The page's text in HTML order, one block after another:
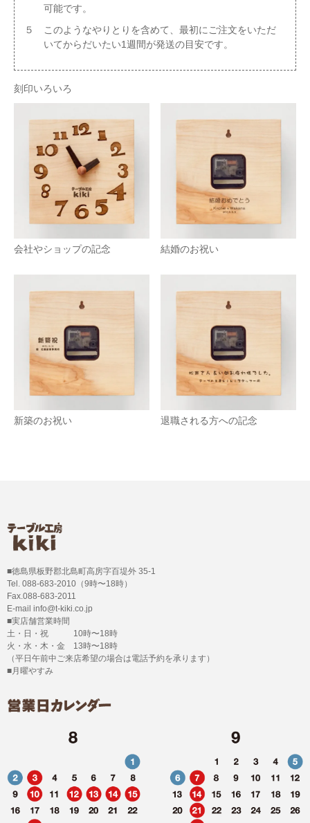
可能です。
５ このようなやりとりを含めて、最初にご注文をいただ
いてからだいたい1週間が発送の目安です。
刻印いろいろ
会社やショップの記念 結婚のお祝い
新築のお祝い 退職される方への記念
■徳島県板野郡北島町高房字百堤外 35-1
Tel. 088-683-2010（9時〜18時）
Fax.088-683-2011
E-mail info@t-kiki.co.jp
■実店舗営業時間
土・日・祝 10時〜18時
火・水・木・金 13時〜18時
（平日午前中ご来店希望の場合は電話予約を承ります）
■月曜やすみ